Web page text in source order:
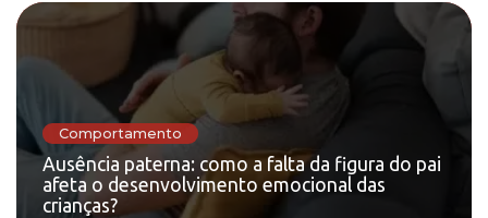
Comportamento
Ausência paterna: como a falta da figura do pai
afeta o desenvolvimento emocional das
crianças?